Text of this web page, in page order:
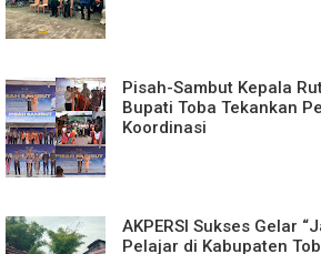
Pisah-Sambut Kepala
Bupati Toba Tekankan
Koordinasi
AKPERSI Sukses Gelar
Pelajar di Kabupaten